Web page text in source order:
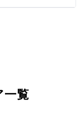
一覧